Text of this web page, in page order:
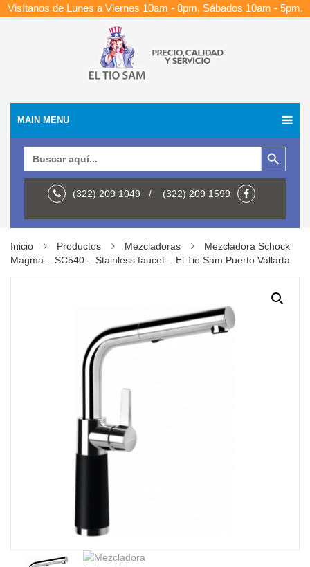
Visítanos de Lunes a Viernes 10am - 8pm, Sábados 10am - 5pm.
MAIN MENU
Botón de búsqueda
(322) 209 1049 / (322) 209 1599
Inicio Productos Mezcladoras
Mezcladora Schock
Magma – SC540 – Stainless faucet – El Tio Sam Puerto Vallarta